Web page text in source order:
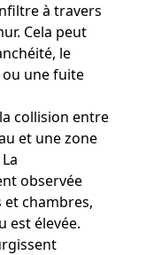
à travers
Cela peut
le
ou une fuite
collision entre
et une zone
observée
et chambres,
est élevée.